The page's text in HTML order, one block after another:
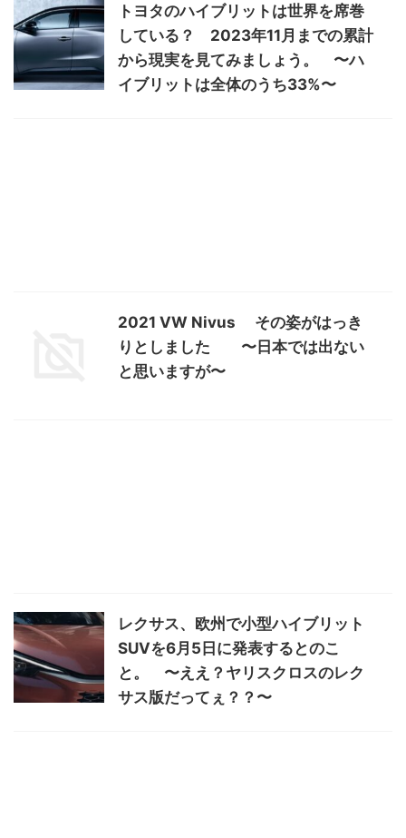
トヨタのハイブリットは世界を席巻
している？ 2023年11月までの累計
から現実を見てみましょう。 〜ハ
イブリットは全体のうち33%〜
2021 VW Nivus その姿がはっき
りとしました 〜日本では出ない
と思いますが〜
レクサス、欧州で小型ハイブリット
SUVを6月5日に発表するとのこ
と。 〜ええ？ヤリスクロスのレク
サス版だってぇ？？〜